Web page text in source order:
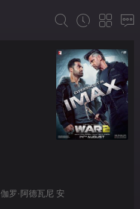
伽罗·阿德瓦尼 安